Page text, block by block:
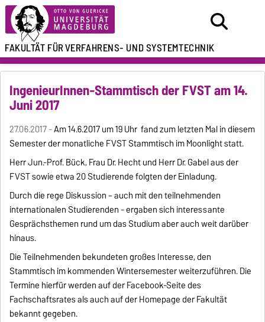
FAKULTÄT FÜRVERFAHRENS- UND SYSTEMTECHNIK
IngenieurInnen-Stammtisch der FVST am 14.
Juni 2017
27.06.2017 -Am 14.6.2017 um 19 Uhr fand zum letzten Mal in diesem
Semester der monatliche FVST Stammtisch im Moonlight statt.
Herr Jun.-Prof. Bück, Frau Dr. Hecht und Herr Dr. Gabel aus der
FVST sowie etwa 20 Studierende folgten der Einladung.
Durch die rege Diskussion – auch mit den teilnehmenden
internationalen Studierenden - ergaben sich interessante
Gesprächsthemen rund um das Studium aber auch weit darüber
hinaus.
Die Teilnehmenden bekundeten großes Interesse, den
Stammtisch im kommenden Wintersemester weiterzuführen. Die
Termine hierfür werden auf der Facebook-Seite des
Fachschaftsrates als auch auf der Homepage der Fakultät
bekannt gegeben.